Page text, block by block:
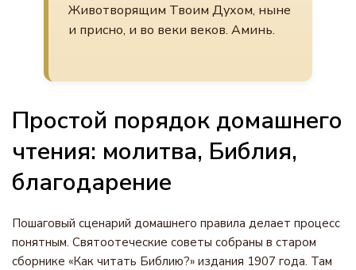
Животворящим Твоим Духом, ныне
и присно, и во веки веков. Аминь.
Простой порядок домашнего
чтения: молитва, Библия,
благодарение
Пошаговый сценарий домашнего правила делает процесс
понятным. Святоотеческие советы собраны в старом
сборнике «Как читать Библию?» издания 1907 года. Там